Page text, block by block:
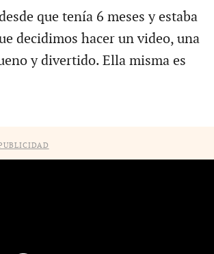
que tenía 6 meses y estaba
decidimos hacer un video, una
y divertido. Ella misma es